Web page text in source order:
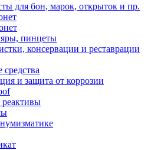
для бон, марок, открыток и пр.
пинцеты
консервации и реставрации
и защита от коррозии
реактивы